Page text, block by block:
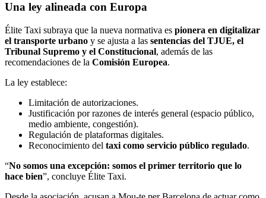
Una ley alineada con Europa
Élite Taxi subraya que la nueva normativa es pionera en digitalizar
el transporte urbano y se ajusta a las sentencias del TJUE, el
Tribunal Supremo y el Constitucional, además de las
recomendaciones de la Comisión Europea.
La ley establece:
Limitación de autorizaciones.
Justificación por razones de interés general (espacio público,
medio ambiente, congestión).
Regulación de plataformas digitales.
Reconocimiento del taxi como servicio público regulado.
“No somos una excepción: somos el primer territorio que lo
hace bien”, concluye Élite Taxi.